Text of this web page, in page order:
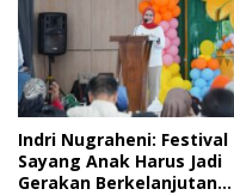
Indri Nugraheni: Festival
Sayang Anak Harus Jadi
Gerakan Berkelanjutan